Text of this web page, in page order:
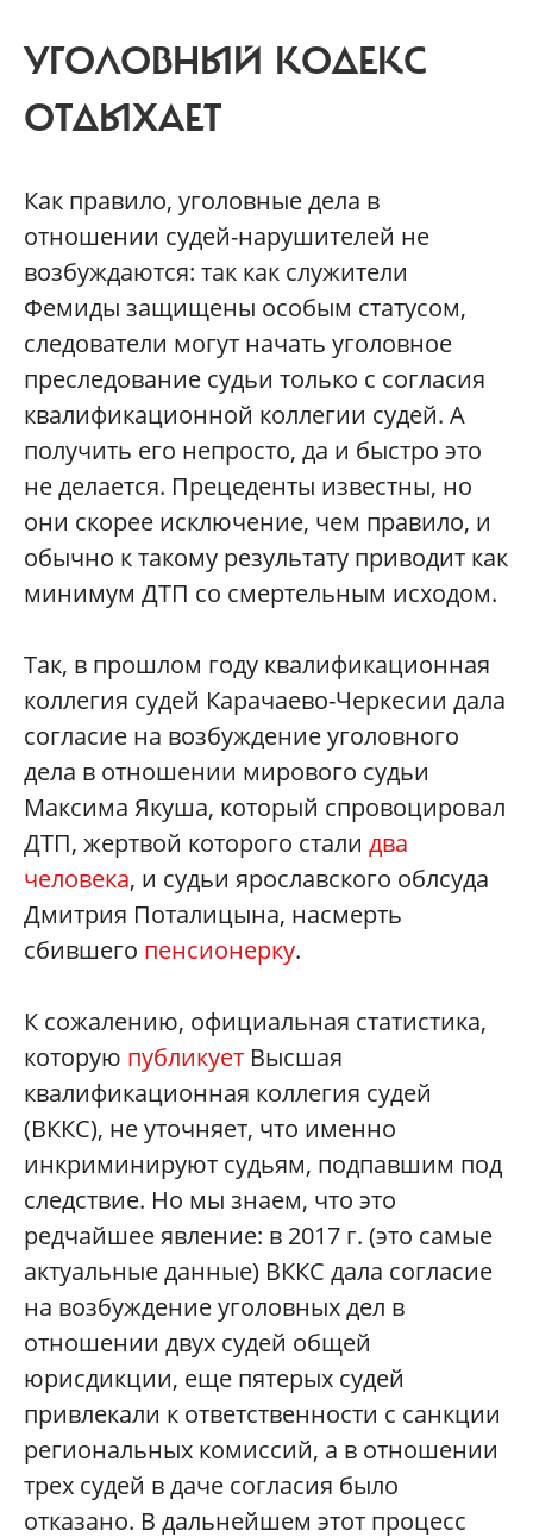
УГОЛОВНЫЙ КОДЕКС
ОТДЫХАЕТ
Как правило, уголовные дела в
отношении судей-нарушителей не
возбуждаются: так как служители
Фемиды защищены особым статусом,
следователи могут начать уголовное
преследование судьи только с согласия
квалификационной коллегии судей. А
получить его непросто, да и быстро это
не делается. Прецеденты известны, но
они скорее исключение, чем правило, и
обычно к такому результату приводит как
минимум ДТП со смертельным исходом.
Так, в прошлом году квалификационная
коллегия судей Карачаево-Черкесии дала
согласие на возбуждение уголовного
дела в отношении мирового судьи
Максима Якуша, который спровоцировал
ДТП, жертвой которого стали два
человека, и судьи ярославского облсуда
Дмитрия Поталицына, насмерть
сбившего пенсионерку.
К сожалению, официальная статистика,
которую публикует Высшая
квалификационная коллегия судей
(ВККС), не уточняет, что именно
инкриминируют судьям, подпавшим под
следствие. Но мы знаем, что это
редчайшее явление: в 2017 г. (это самые
актуальные данные) ВККС дала согласие
на возбуждение уголовных дел в
отношении двух судей общей
юрисдикции, еще пятерых судей
привлекали к ответственности с санкции
региональных комиссий, а в отношении
трех судей в даче согласия было
отказано. В дальнейшем этот процесс